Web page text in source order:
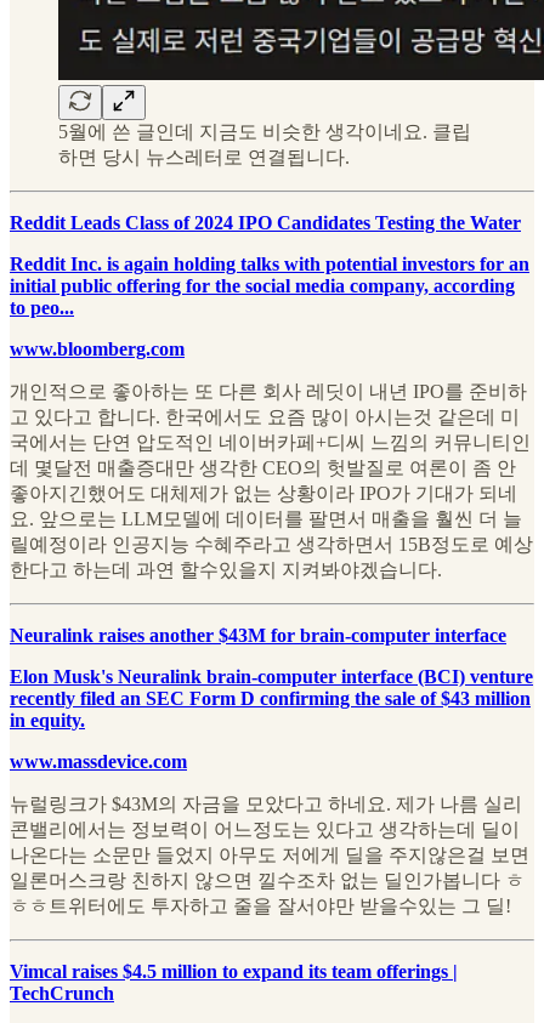
5월에 쓴 글인데 지금도 비슷한 생각이네요. 클립
하면 당시 뉴스레터로 연결됩니다.
Reddit Leads Class of 2024 IPO Candidates Testing the Water
Reddit Inc. is again holding talks with potential investors for an
initial public offering for the social media company, according
to peo...
www.bloomberg.com
개인적으로 좋아하는 또 다른 회사 레딧이 내년 IPO를 준비하
고 있다고 합니다. 한국에서도 요즘 많이 아시는것 같은데 미
국에서는 단연 압도적인 네이버카페+디씨 느낌의 커뮤니티인
데 몇달전 매출증대만 생각한 CEO의 헛발질로 여론이 좀 안
좋아지긴했어도 대체제가 없는 상황이라 IPO가 기대가 되네
요. 앞으로는 LLM모델에 데이터를 팔면서 매출을 훨씬 더 늘
릴예정이라 인공지능 수혜주라고 생각하면서 15B정도로 예상
한다고 하는데 과연 할수있을지 지켜봐야겠습니다.
Neuralink raises another $43M for brain-computer interface
Elon Musk's Neuralink brain-computer interface (BCI) venture
recently filed an SEC Form D confirming the sale of $43 million
in equity.
www.massdevice.com
뉴럴링크가 $43M의 자금을 모았다고 하네요. 제가 나름 실리
콘밸리에서는 정보력이 어느정도는 있다고 생각하는데 딜이
나온다는 소문만 들었지 아무도 저에게 딜을 주지않은걸 보면
일론머스크랑 친하지 않으면 낄수조차 없는 딜인가봅니다 ㅎ
ㅎㅎ트위터에도 투자하고 줄을 잘서야만 받을수있는 그 딜!
Vimcal raises $4.5 million to expand its team offerings |
TechCrunch